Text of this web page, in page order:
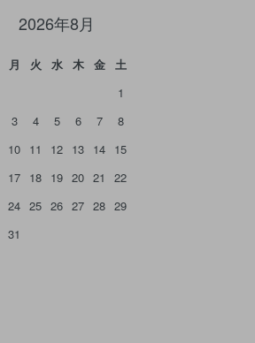
2026年8月
月 火 水 木 金
土
1
3 4 5 6 7
8
10 11 12 13 14 15
17 18 19 20 21
22
24 25 26 27 28 29
31